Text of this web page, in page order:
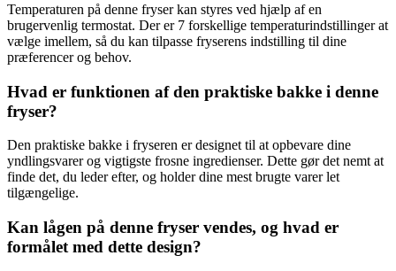
Temperaturen på denne fryser kan styres ved hjælp af en
brugervenlig termostat. Der er 7 forskellige temperaturindstillinger at
vælge imellem, så du kan tilpasse fryserens indstilling til dine
præferencer og behov.
Hvad er funktionen af den praktiske bakke i denne
fryser?
Den praktiske bakke i fryseren er designet til at opbevare dine
yndlingsvarer og vigtigste frosne ingredienser. Dette gør det nemt at
finde det, du leder efter, og holder dine mest brugte varer let
tilgængelige.
Kan lågen på denne fryser vendes, og hvad er
formålet med dette design?